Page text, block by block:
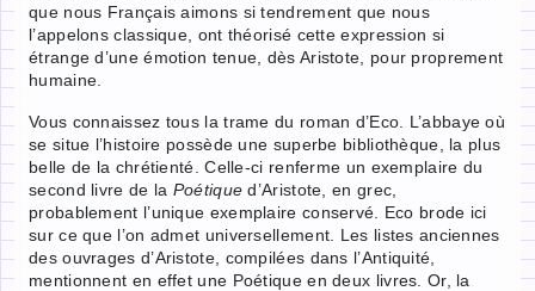
que nous Français aimons si tendrement que nous
l’appelons classique, ont théorisé cette expression si
étrange d’une émotion tenue, dès Aristote, pour proprement
humaine.
Vous connaissez tous la trame du roman d’Eco. L’abbaye où
se situe l’histoire possède une superbe bibliothèque, la plus
belle de la chrétienté. Celle-ci renferme un exemplaire du
second livre de la Poétique d’Aristote, en grec,
probablement l’unique exemplaire conservé. Eco brode ici
sur ce que l’on admet universellement. Les listes anciennes
des ouvrages d’Aristote, compilées dans l’Antiquité,
mentionnent en effet une Poétique en deux livres. Or, la